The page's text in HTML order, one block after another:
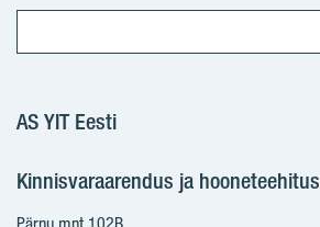
AS YIT Eesti
Kinnisvaraarendus ja hooneteehitus
Pärnu mnt 102B